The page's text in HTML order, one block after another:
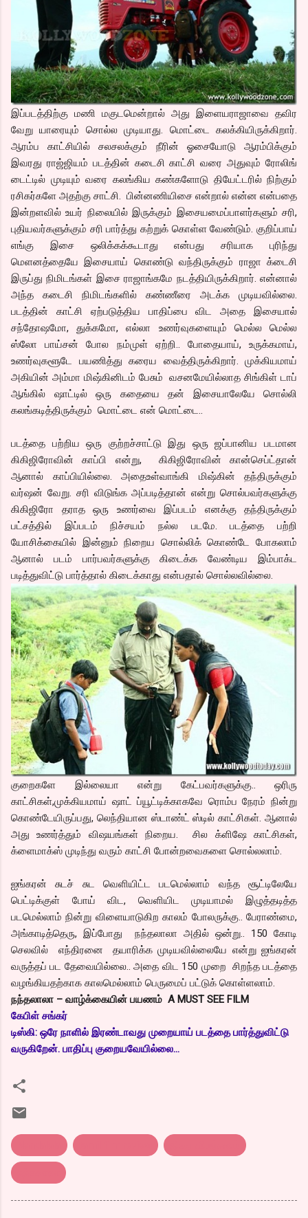
இப்படத்திற்கு மணி மகுடமென்றால் அது இளையராஜாவை தவிர
வேறு யாரையும் சொல்ல முடியாது. மொட்டை கலக்கியிருக்கிறார்.
ஆரம்ப காட்சியில் சலசலக்கும் நீரின் ஓசையோடு ஆரம்பிக்கும்
இவரது ராஜ்ஜியம் படத்தின் கடைசி காட்சி வரை அதுவும் ரோலிங்
டைட்டில் முடியும் வரை கலங்கிய கண்களோடு தியேட்டரில் நிற்கும்
ரசிகர்களே அதற்கு சாட்சி. பின்னணியிசை என்றால் என்ன என்பதை
இன்றளவில் உயர் நிலையில் இருக்கும் இசையமைப்பாளர்களும் சரி,
புதியவர்களுக்கும் சரி பார்த்து கற்றுக் கொள்ள வேண்டும். குறிப்பாய்
எங்கு இசை ஒலிக்கக்கூடாது என்பது சரியாக புரிந்து
மெளனத்தையே இசையாய் கொண்டு வந்திருக்கும் ராஜா க்டைசி
இருப்து நிமிடங்கள் இசை ராஜாங்கமே நடத்தியிருக்கிறார். என்னால்
அந்த கடைசி நிமிடங்களில் கண்ணீரை அடக்க முடியவில்லை.
படத்தின் காட்சி ஏற்படுத்திய பாதிப்பை விட அதை இசையால்
சந்தோஷமோ, துக்கமோ, எல்லா உணர்வுகளையும் மெல்ல மெல்ல
ஸ்லோ பாய்சன் போல நம்முள் ஏற்றி.. போதையாய், உருக்கமாய்,
உணர்வுகளூடே பயணித்து கரைய வைத்திருக்கிறார். முக்கியமாய்
அகியின் அம்மா மிஷ்கினிடம் பேசும் வசனமேயில்லாத சிங்கிள் டாப்
ஆங்கில் ஷாட்டில் ஒரு கதையை தன் இசையாலேயே சொல்லி
கலங்கடித்திருக்கும் மொட்டை என் மொட்டை..
படத்தை பற்றிய ஒரு குற்றச்சாட்டு இது ஒரு ஜப்பானிய படமான
கிகிஜிரோவின் காப்பி என்று, கிகிஜிரோவின் கான்செப்ட்தான்
ஆனால் காப்பியில்லை. அதைஉள்வாங்கி மிஷ்கின் தந்திருக்கும்
வர்ஷன் வேறு. சரி விடுங்க அப்படித்தான் என்று சொல்பவர்களுக்கு
கிகிஜிரோ தராத ஒரு உணர்வை இப்படம் எனக்கு தந்திருக்கும்
பட்சத்தில் இப்படம் நிச்சயம் நல்ல படமே. படத்தை பற்றி
யோசிக்கையில் இன்னும் நிறைய சொல்லிக் கொண்டே போகலாம்
ஆனால் படம் பார்பவர்களுக்கு கிடைக்க வேண்டிய இம்பாக்ட
படித்துவிட்டு பார்த்தால் கிடைக்காது என்பதால் சொல்லவில்லை.
குறைகளே இல்லையா என்று கேட்பவர்களுக்கு.. ஒரிரு
காட்சிகள்,முக்கியமாய் ஷாட் ப்யூட்டிக்காகவே ரொம்ப நேரம் நின்று
கொண்டேயிருப்பது, லெந்தியான ஸ்டாண்ட் ஸ்டில் காட்சிகள். ஆனால்
அது உணர்த்தும் விஷயங்கள் நிறைய. சில க்ளிஷே காட்சிகள்,
க்ளைமாக்ஸ் முடிந்து வரும் காட்சி போன்றவைகளை சொல்லலாம்.
ஐங்கரன் சுடச் சுட வெளியிட்ட படமெல்லாம் வந்த சூட்டிலேயே
பெட்டிக்குள் போய் விட, வெளியிட முடியாமல் இழுத்தடித்த
படமெல்லாம் நின்று விளையாடுகிற காலம் போலருக்கு.. பேராண்மை,
அங்காடித்தெரு, இப்போது நந்தலாலா அதில் ஒன்று.. 150 கோடி
செலவில் எந்திரனை தயாரிக்க முடியவில்லையே என்று ஐங்கரன்
வருத்தப் பட தேவையில்லை.. அதை விட 150 முறை சிறந்த படத்தை
வழங்கியதற்காக காலமெல்லாம் பெருமைப் பட்டுக் கொள்ளலாம்.
நந்தலாலா – வாழ்க்கையின் பயணம் A MUST SEE FILM
கேபிள் சங்கர்
டிஸ்கி: ஒரே நாளில் இரண்டாவது முறையாய் படத்தை பார்த்துவிட்டு
வருகிறேன். பாதிப்பு குறையவேயில்லை...